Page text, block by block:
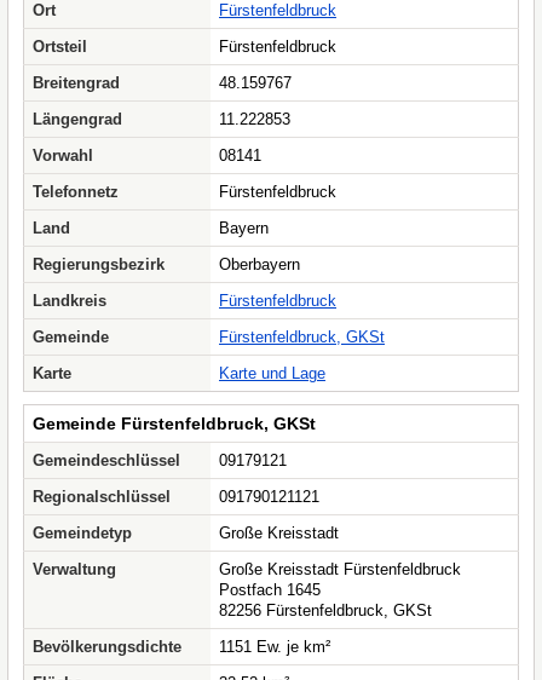
Ort
Fürstenfeldbruck
Ortsteil
Fürstenfeldbruck
Breitengrad
48.159767
Längengrad
11.222853
Vorwahl
08141
Telefonnetz
Fürstenfeldbruck
Land
Bayern
Regierungsbezirk
Oberbayern
Landkreis
Fürstenfeldbruck
Gemeinde
Fürstenfeldbruck, GKSt
Karte
Karte und Lage
Gemeinde Fürstenfeldbruck, GKSt
Gemeindeschlüssel
09179121
Regionalschlüssel
091790121121
Gemeindetyp
Große Kreisstadt
Verwaltung
Große Kreisstadt Fürstenfeldbruck
Postfach 1645
82256 Fürstenfeldbruck, GKSt
Bevölkerungsdichte
1151 Ew. je km²